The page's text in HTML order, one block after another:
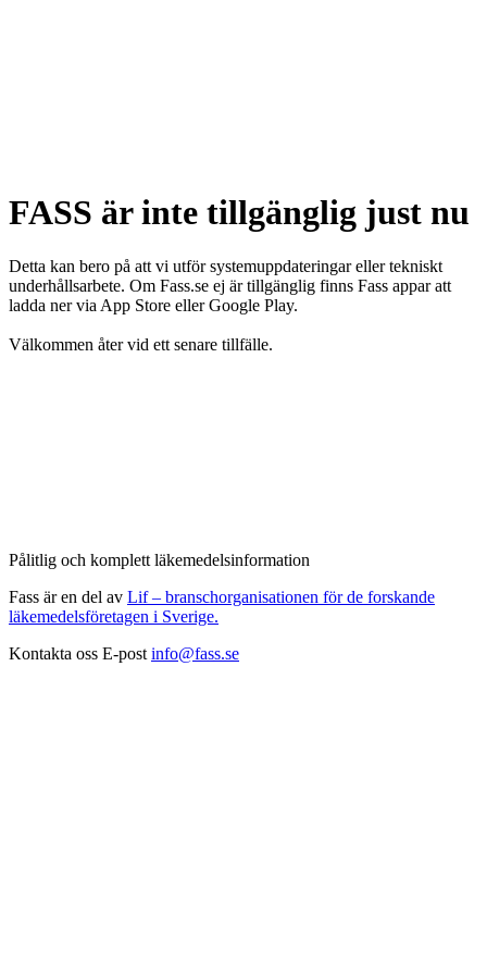
FASS är inte tillgänglig just nu
Detta kan bero på att vi utför systemuppdateringar eller tekniskt
underhållsarbete. Om Fass.se ej är tillgänglig finns Fass appar att
ladda ner via App Store eller Google Play.
Välkommen åter vid ett senare tillfälle.
Pålitlig och komplett läkemedelsinformation
Fass är en del av Lif – branschorganisationen för de forskande
läkemedelsföretagen i Sverige.
Kontakta oss E-post info@fass.se